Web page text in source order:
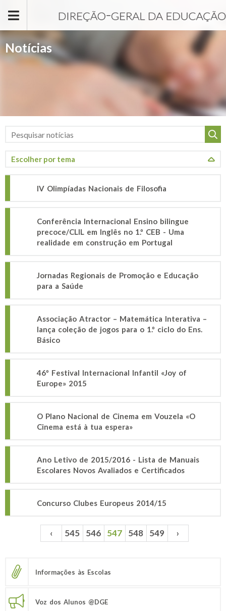
Notícias
IV Olimpíadas Nacionais de Filosofia
Conferência Internacional Ensino bilingue
precoce/CLIL em Inglês no 1.º CEB - Uma
realidade em construção em Portugal
Jornadas Regionais de Promoção e Educação
para a Saúde
Associação Atractor – Matemática Interativa –
lança coleção de jogos para o 1.º ciclo do Ens.
Básico
46º Festival Internacional Infantil «Joy of
Europe» 2015
O Plano Nacional de Cinema em Vouzela «O
Cinema está à tua espera»
Ano Letivo de 2015/2016 - Lista de Manuais
Escolares Novos Avaliados e Certificados
Concurso Clubes Europeus 2014/15
Páginas ‹ 545 546 547 548 549 ›
Informações às Escolas
Voz dos Alunos @DGE